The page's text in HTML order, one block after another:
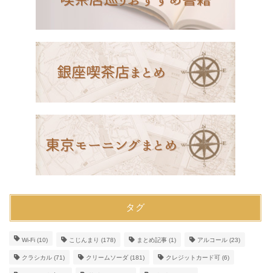
タグ
Wi-Fi (10) こじんまり (178) まとめ記事 (1) アルコール (23)
クラシカル (71) クリームソーダ (181) クレジットカード可 (6)